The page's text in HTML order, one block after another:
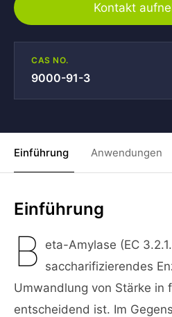
Kontakt
CAS NO.
9000-91-3
Einführung Anwendungen
Einführung
B eta-Amylase (EC
saccharifizierendes
Umwandlung von Stärke in
entscheidend ist. Im